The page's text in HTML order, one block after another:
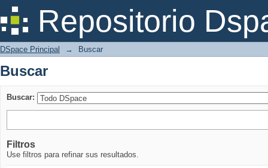
Repositorio
Buscar
DSpace Principal → Buscar
Buscar
Buscar:
Filtros
Use filtros para refinar sus resultados.